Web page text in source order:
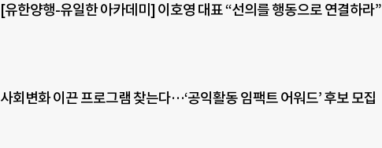
[유한양행-유일한 아카데미] 이호영 대표 “선의를 행동으로 연결하라”
사회변화 이끈 프로그램 찾는다…‘공익활동 임팩트 어워드’ 후보 모집